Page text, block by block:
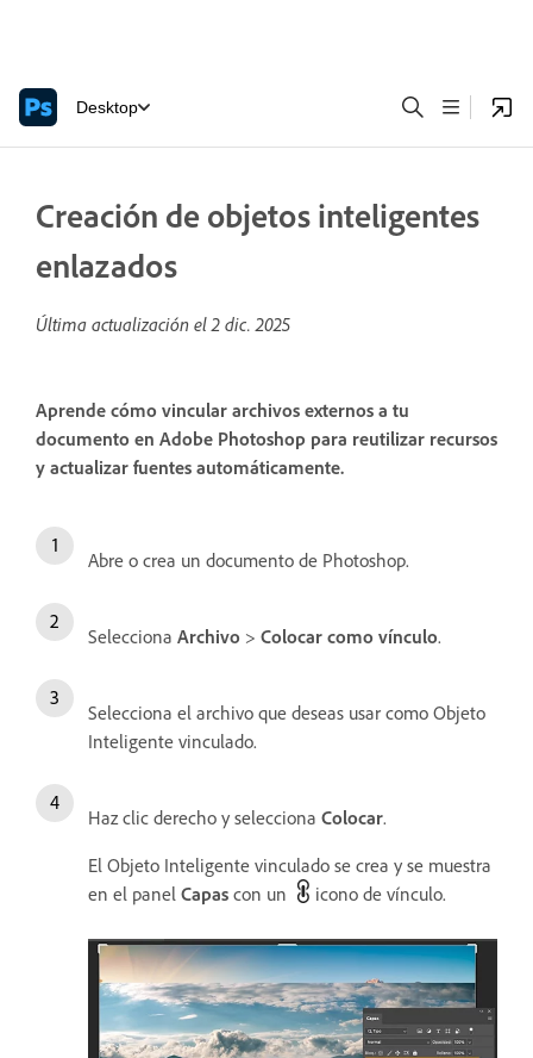
Desktop
Creación de objetos inteligentes
enlazados
Última actualización el2 dic. 2025
Aprende cómo vincular archivos externos a tu
documento en Adobe Photoshop para reutilizar recursos
y actualizar fuentes automáticamente.
Abre o crea un documento de Photoshop.
Selecciona Archivo > Colocar como vínculo.
Selecciona el archivo que deseas usar como Objeto
Inteligente vinculado.
Haz clic derecho y selecciona Colocar.
El Objeto Inteligente vinculado se crea y se muestra
en el panel Capas con un icono de vínculo.